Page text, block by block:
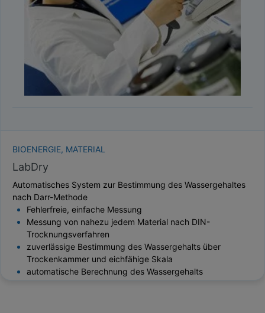
BIOENERGIE, MATERIAL
LabDry
Automatisches System zur Bestimmung des Wassergehaltes
nach Darr-Methode
Fehlerfreie, einfache Messung
Messung von nahezu jedem Material nach DIN-
Trocknungsverfahren
zuverlässige Bestimmung des Wassergehalts über
Trockenkammer und eichfähige Skala
automatische Berechnung des Wassergehalts